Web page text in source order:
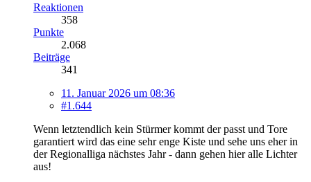
Reaktionen
358
Punkte
2.068
Beiträge
341
11. Januar 2026 um 08:36
#1.644
Wenn letztendlich kein Stürmer kommt der passt und Tore
garantiert wird das eine sehr enge Kiste und sehe uns eher in
der Regionalliga nächstes Jahr - dann gehen hier alle Lichter
aus!